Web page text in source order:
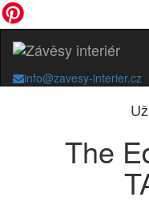
info@zavesy-interier.cz
The